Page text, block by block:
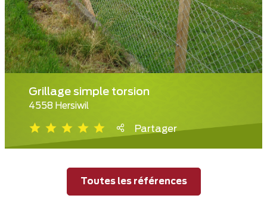
Grillage simple torsion
4558 Hersiwil
Partager
Toutes les références